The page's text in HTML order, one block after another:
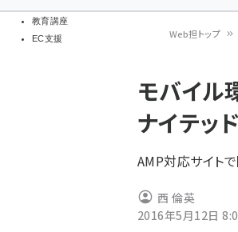
教育講座
EC支援
ン
く
ず
Web担トップ
モバイル
ナイテッ
AMP対応サイト
西 倫英
2016年5月12日